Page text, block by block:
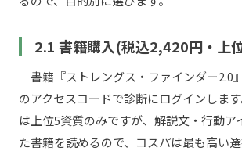
2.1 書籍購入(税込2,420円・上
書籍『ストレングス・ファインダー2.0
のアクセスコードで診断にログインしま
は上位5資質のみですが、解説文・行動ア
た書籍を読めるので、コスパは最も高い